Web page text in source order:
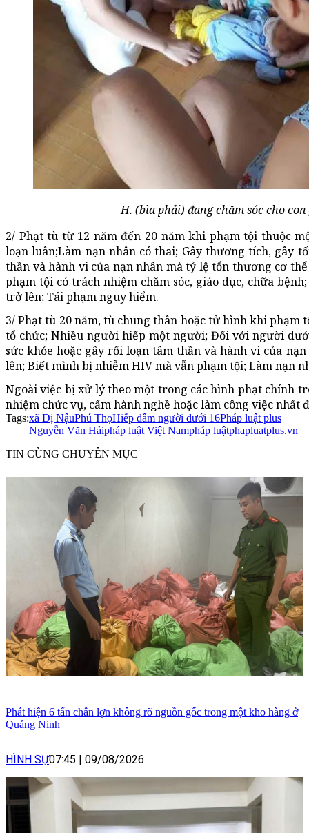
H. (bìa phải) đang chăm sóc cho
2/ Phạt tù từ 12 năm đến 20 năm khi phạm tội thuộc
loạn luân;Làm nạn nhân có thai; Gây thương tích, gây
thần và hành vi của nạn nhân mà tỷ lệ tổn thương cơ
phạm tội có trách nhiệm chăm sóc, giáo dục, chữa
trở lên; Tái phạm nguy hiểm.
3/ Phạt tù 20 năm, tù chung thân hoặc tử hình khi phạm
tổ chức; Nhiều người hiếp một người; Đối với người
sức khỏe hoặc gây rối loạn tâm thần và hành vi của
lên; Biết mình bị nhiễm HIV mà vẫn phạm tội; Làm nạn
Ngoài việc bị xử lý theo một trong các hình phạt chính
nhiệm chức vụ, cấm hành nghề hoặc làm công việc nhất
Tags:xã Dị NậuPhú ThọHiếp dâm người dưới 16Pháp luật plus
Nguyễn Văn Hảipháp luật Việt Nampháp luậtphapluatplus.vn
TIN CÙNG CHUYÊN MỤC
Phát hiện 6 tấn chân lợn không rõ nguồn gốc trong một kho hàng ở
Quảng Ninh
HÌNH SỰ07:45 | 09/08/2026